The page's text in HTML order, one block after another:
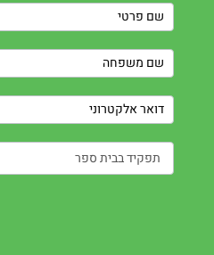
Contact
Us